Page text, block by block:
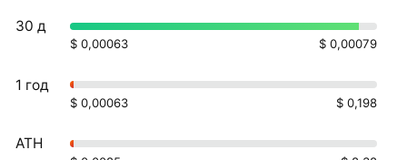
30 д
$ 0,00063 $ 0,00079
1 год
$ 0,00063 $ 0,198
ATH